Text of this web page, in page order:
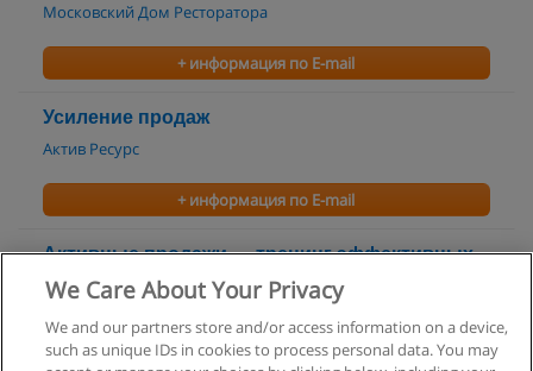
Московский Дом Ресторатора
+ информация по E-mail
Усиление продаж
Актив Ресурс
+ информация по E-mail
Активные продажи — тренинг эффективных
продаж информационных услуг в B2B
+ информация по E-mail
We Care About Your Privacy
We and our partners store and/or access information on a device,
such as unique IDs in cookies to process personal data. You may